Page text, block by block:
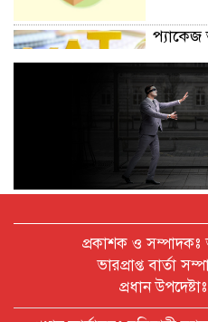
প্যাকেজ
অক্টোবরে
বিদেশ
কথা
প্রকাশক ও
ভারপ্রাপ্ত বার্তা
প্রধান